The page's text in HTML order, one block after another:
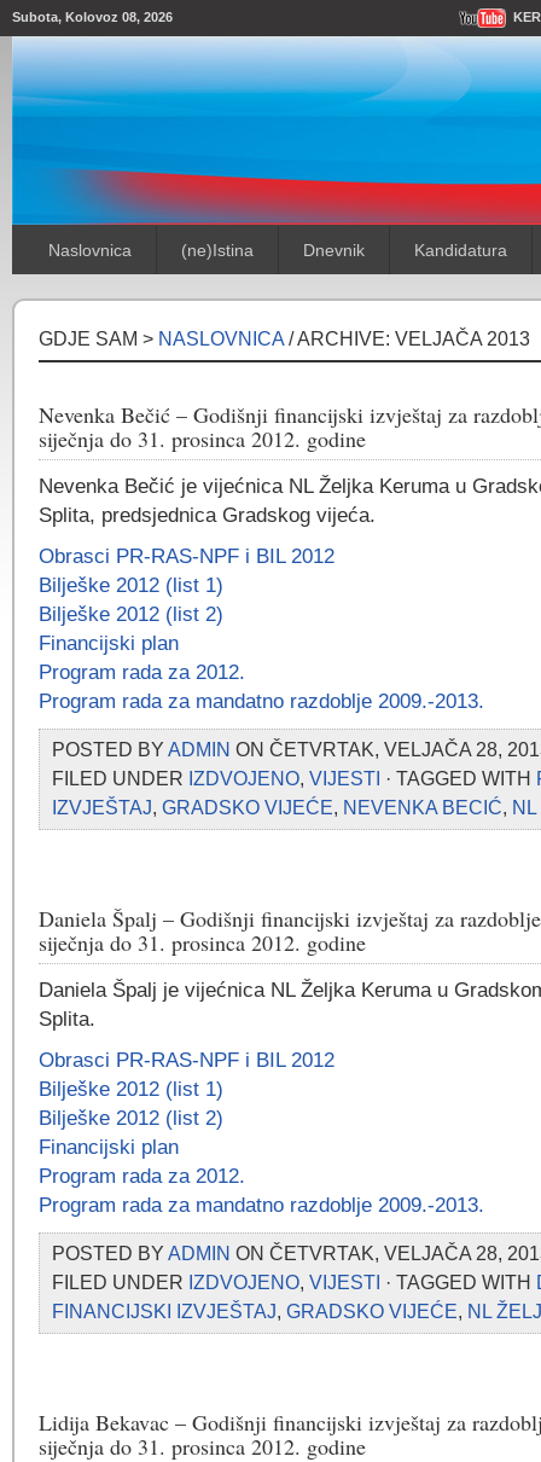
Subota, Kolovoz 08, 2026
Naslovnica (ne)Istina Dnevnik Kandidatura
GDJE SAM > NASLOVNICA / ARCHIVE: VELJAČA 2013
Nevenka Bečić – Godišnji financijski izvještaj za
siječnja do 31. prosinca 2012. godine
Nevenka Bečić je vijećnica NL Željka Keruma u
Splita, predsjednica Gradskog vijeća.
Obrasci PR-RAS-NPF i BIL 2012
Bilješke 2012 (list 1)
Bilješke 2012 (list 2)
Financijski plan
Program rada za 2012.
Program rada za mandatno razdoblje 2009.-2013.
POSTED BY ADMIN ON ČETVRTAK, VELJAČA 28,
FILED UNDER IZDVOJENO, VIJESTI · TAGGED WITH
IZVJEŠTAJ, GRADSKO VIJEĆE, NEVENKA BECIĆ,
Daniela Špalj – Godišnji financijski izvještaj za
siječnja do 31. prosinca 2012. godine
Daniela Špalj je vijećnica NL Željka Keruma u
Splita.
Obrasci PR-RAS-NPF i BIL 2012
Bilješke 2012 (list 1)
Bilješke 2012 (list 2)
Financijski plan
Program rada za 2012.
Program rada za mandatno razdoblje 2009.-2013.
POSTED BY ADMIN ON ČETVRTAK, VELJAČA 28,
FILED UNDER IZDVOJENO, VIJESTI · TAGGED WITH
FINANCIJSKI IZVJEŠTAJ, GRADSKO VIJEĆE, NL
Lidija Bekavac – Godišnji financijski izvještaj za
siječnja do 31. prosinca 2012. godine